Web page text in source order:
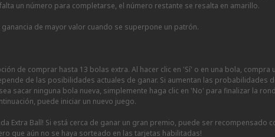
un número para completarse, el número restante se resalta en amarillo.
de mayor valor cuando se superpone un patrón.
de comprar hasta 13 bolas extra. Al hacer clic en 'Sí' o en una bola, compra
de las posibilidades actuales de ganar. Si aumentan las probabilidades
sacar ninguna bola nueva, simplemente haga clic en 'No' para finalizar la
puede iniciar un nuevo juego.
Extra Ball! Si está cerca de ganar un gran premio, puede ser recompensado
que aún no se haya sorteado en las tarjetas habilitadas!